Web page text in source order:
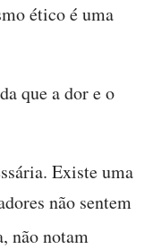
ético é uma
que a dor e o
Existe uma
não sentem
não notam